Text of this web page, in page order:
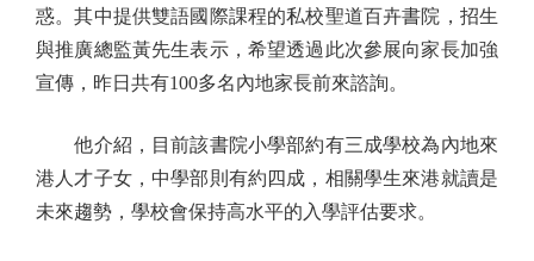
惑。其中提供雙語國際課程的私校聖道百卉書院，招生
與推廣總監黃先生表示，希望透過此次參展向家長加強
宣傳，昨日共有100多名內地家長前來諮詢。
他介紹，目前該書院小學部約有三成學校為內地來
港人才子女，中學部則有約四成，相關學生來港就讀是
未來趨勢，學校會保持高水平的入學評估要求。